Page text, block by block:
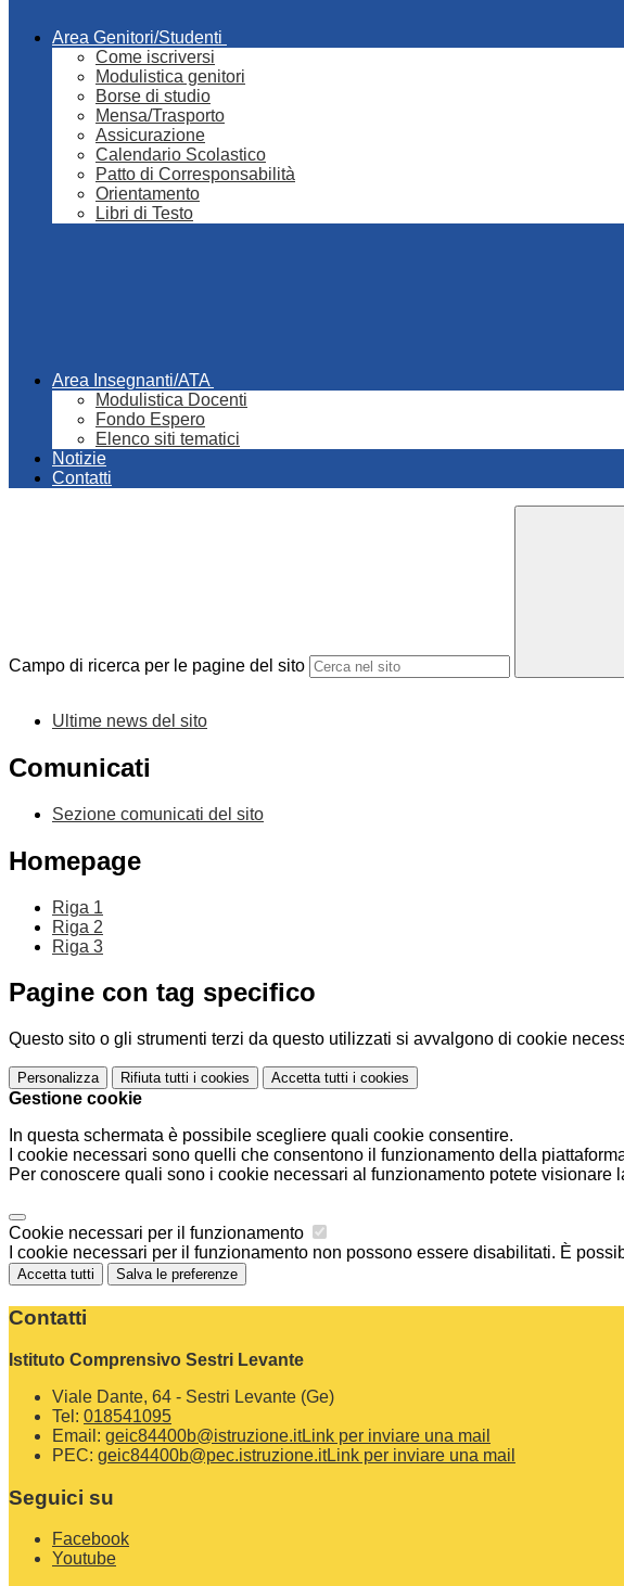
Area Genitori/Studenti
Come iscriversi
Modulistica genitori
Borse di studio
Mensa/Trasporto
Assicurazione
Calendario Scolastico
Patto di Corresponsabilità
Orientamento
Libri di Testo
Area Insegnanti/ATA
Modulistica Docenti
Fondo Espero
Elenco siti tematici
Notizie
Contatti
Campo di ricerca per le pagine del sito
Ultime news del sito
Comunicati
Sezione comunicati del sito
Homepage
Riga 1
Riga 2
Riga 3
Pagine con tag specifico
Questo sito o gli strumenti terzi da questo utilizzati si avvalgono di cookie
Personalizza Rifiuta tutti i cookies Accetta tutti i cookies
Gestione cookie
In questa schermata è possibile scegliere quali cookie consentire.
I cookie necessari sono quelli che consentono il funzionamento della
Per conoscere quali sono i cookie necessari al funzionamento potete visionare
Cookie necessari per il funzionamento
I cookie necessari per il funzionamento non possono essere disabilitati. È
Accetta tutti Salva le preferenze
Contatti
Istituto Comprensivo Sestri Levante
Viale Dante, 64 - Sestri Levante (Ge)
Tel: 018541095
Email: geic84400b@istruzione.itLink per inviare una mail
PEC: geic84400b@pec.istruzione.itLink per inviare una mail
Seguici su
Facebook
Youtube